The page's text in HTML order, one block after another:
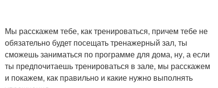
Мы расскажем тебе, как тренироваться, причем тебе не
обязательно будет посещать тренажерный зал, ты
сможешь заниматься по программе для дома, ну, а если
ты предпочитаешь тренироваться в зале, мы расскажем
и покажем, как правильно и какие нужно выполнять